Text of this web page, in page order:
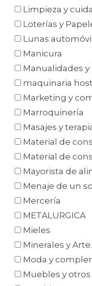
Limpieza y
Loterías y
Lunas automóvil
Manicura
Manualidades y
maquinaria
Marketing y
Marroquinería
Masajes y
Material de
Material de
Mayorista de
Menaje de un
Mercería
METALURGICA
Mieles
Minerales y Arte.
Moda y
Muebles y otros